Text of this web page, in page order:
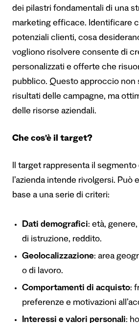
dei pilastri fondamentali di una
marketing efficace. Identificare
potenziali clienti, cosa
vogliono risolvere consente di
personalizzati e offerte che
pubblico. Questo approccio non
risultati delle campagne, ma
delle risorse aziendali.
Che cos’è il target?
Il target rappresenta il
l’azienda intende rivolgersi. Può
base a una serie di criteri:
Dati demografici: età,
di istruzione, reddito.
Geolocalizzazione: area
o di lavoro.
Comportamenti di acquisto:
preferenze e motivazioni
Interessi e valori personali: